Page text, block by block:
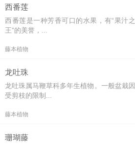
西番莲
西番莲是一种芳香可口的水果，有“果汁之
王”的美誉，...
藤本植物
龙吐珠
龙吐珠属马鞭草科多年生植物。一般盆栽因
受剪枝的限制...
藤本植物
珊瑚藤